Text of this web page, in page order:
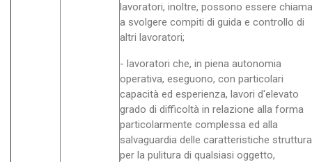
lavoratori, inoltre, possono essere
a svolgere compiti di guida e controllo di
altri lavoratori;
- lavoratori che, in piena autonomia
operativa, eseguono, con particolari
capacità ed esperienza, lavori d'elevato
grado di difficoltà in relazione alla forma
particolarmente complessa ed alla
salvaguardia delle caratteristiche
per la pulitura di qualsiasi oggetto,